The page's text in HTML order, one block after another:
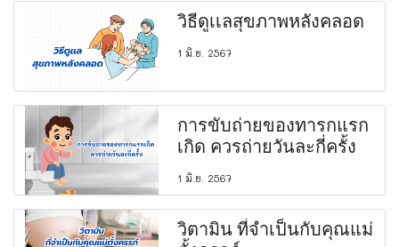
วิธีดูเเลสุขภาพหลังคลอด
1 มิ.ย. 2567
การขับถ่ายของทารกแรก
เกิด ควรถ่ายวันละกี่ครั้ง
1 มิ.ย. 2567
วิตามิน ที่จำเป็นกับคุณแม่